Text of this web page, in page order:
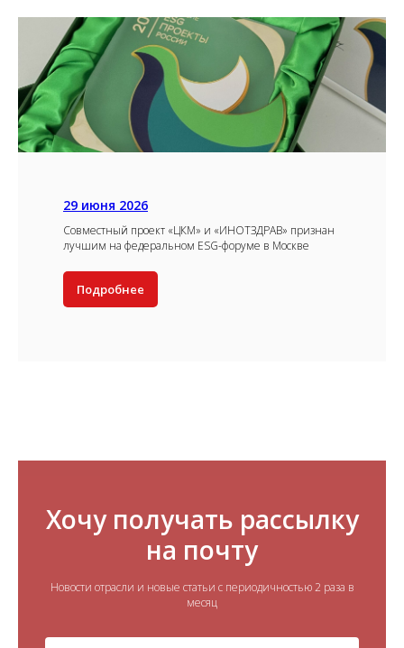
29 июня 2026
Совместный проект «ЦКМ» и «ИНОТЗДРАВ» признан
лучшим на федеральном ESG-форуме в Москве
Подробнее
Хочу получать рассылку
на почту
Новости отрасли и новые статьи с периодичностью 2 раза в
месяц